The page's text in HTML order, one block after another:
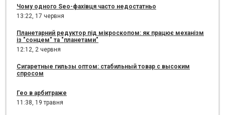
Чому одного Seo-фахівця часто недостатньо
13:22, 17 червня
Планетарний редуктор під мікроскопом: як працює механізм
із "сонцем" та "планетами"
12:12, 2 червня
Сигаретные гильзы оптом: стабильный товар с высоким
спросом
Гео в арбитраже
11:38, 19 травня